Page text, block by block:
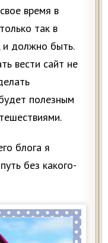
время в
так в
и должно быть.
вести сайт не
полезным
блога я
без какого-